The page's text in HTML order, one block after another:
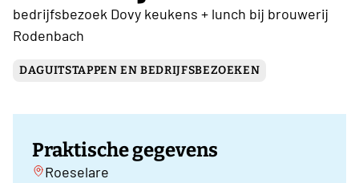
bedrijfsbezoek Dovy keukens + lunch bij brouwerij
Rodenbach
DAGUITSTAPPEN EN BEDRIJFSBEZOEKEN
Praktische gegevens
Roeselare